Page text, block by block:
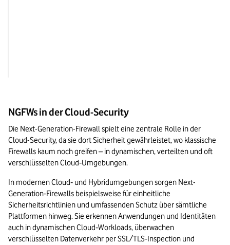
NGFWs in der Cloud-Security
Die Next-Generation-Firewall spielt eine zentrale Rolle in der
Cloud-Security, da sie dort Sicherheit gewährleistet, wo klassische
Firewalls kaum noch greifen – in dynamischen, verteilten und oft
verschlüsselten Cloud‑Umgebungen.
In modernen Cloud‑ und Hybridumgebungen sorgen Next-
Generation-Firewalls beispielsweise für einheitliche
Sicherheitsrichtlinien und umfassenden Schutz über sämtliche
Plattformen hinweg. Sie erkennen Anwendungen und Identitäten
auch in dynamischen Cloud‑Workloads, überwachen
verschlüsselten Datenverkehr per SSL/TLS‑Inspection und